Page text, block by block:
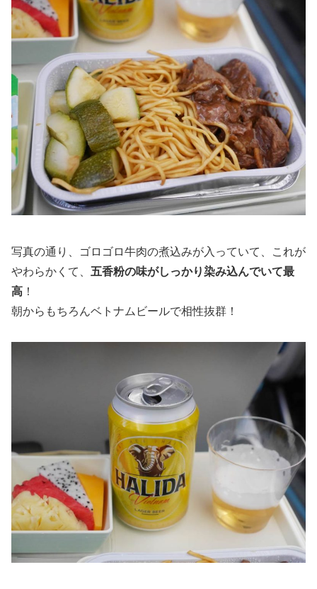
写真の通り、ゴロゴロ牛肉の煮込みが入っていて、これが
やわらかくて、 五香粉の味がしっかり染み込んでいて最
高 ！
朝からもちろんベトナムビールで相性抜群！